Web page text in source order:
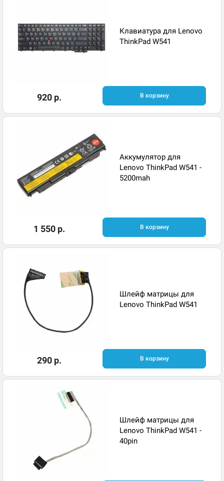
Клавиатура для Lenovo
ThinkPad W541
920 р. В корзину
Аккумулятор для
Lenovo ThinkPad W541 -
5200mah
1 550 р. В корзину
Шлейф матрицы для
Lenovo ThinkPad W541
290 р. В корзину
Шлейф матрицы для
Lenovo ThinkPad W541 -
40pin